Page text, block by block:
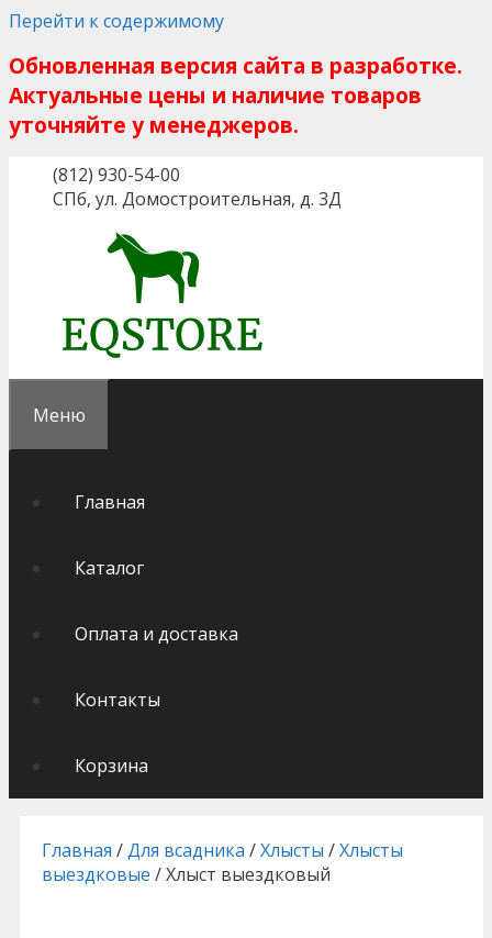
Перейти к содержимому
Обновленная версия сайта в разработке.
Актуальные цены и наличие товаров
уточняйте у менеджеров.
(812) 930-54-00
СПб, ул. Домостроительная, д. 3Д
Меню
Главная
Каталог
Оплата и доставка
Контакты
Корзина
Главная /Для всадника /Хлысты /Хлысты
выездковые / Хлыст выездковый